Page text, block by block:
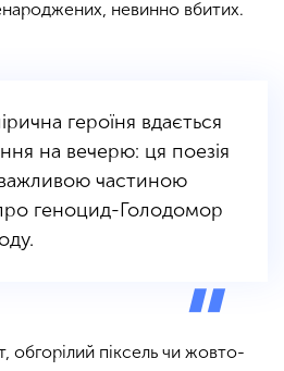
невинно вбитих.
героїня вдається
на вечерю: ця поезія
частиною
геноцид-Голодомор
обгорілий піксель чи жовто-